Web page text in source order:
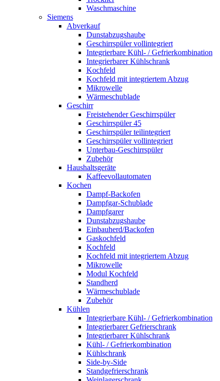
Waschmaschine
Siemens
Abverkauf
Dunstabzugshaube
Geschirrspüler vollintegriert
Integrierbare Kühl- / Gefrierkombination
Integrierbarer Kühlschrank
Kochfeld
Kochfeld mit integriertem Abzug
Mikrowelle
Wärmeschublade
Geschirr
Freistehender Geschirrspüler
Geschirrspüler 45
Geschirrspüler teilintegriert
Geschirrspüler vollintegriert
Unterbau-Geschirrspüler
Zubehör
Haushaltsgeräte
Kaffeevollautomaten
Kochen
Dampf-Backofen
Dampfgar-Schublade
Dampfgarer
Dunstabzugshaube
Einbauherd/Backofen
Gaskochfeld
Kochfeld
Kochfeld mit integriertem Abzug
Mikrowelle
Modul Kochfeld
Standherd
Wärmeschublade
Zubehör
Kühlen
Integrierbare Kühl- / Gefrierkombination
Integrierbarer Gefrierschrank
Integrierbarer Kühlschrank
Kühl- / Gefrierkombination
Kühlschrank
Side-by-Side
Standgefrierschrank